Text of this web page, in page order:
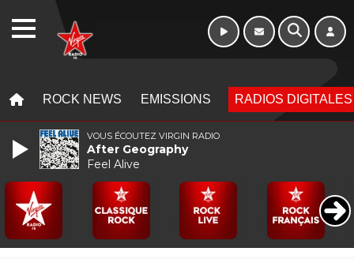
ROCK NEWS EMISSIONS RADIOS DIGITALES
VOUS ÉCOUTEZ VIRGIN RADIO
After Geography
Feel Alive
WEBRADIO